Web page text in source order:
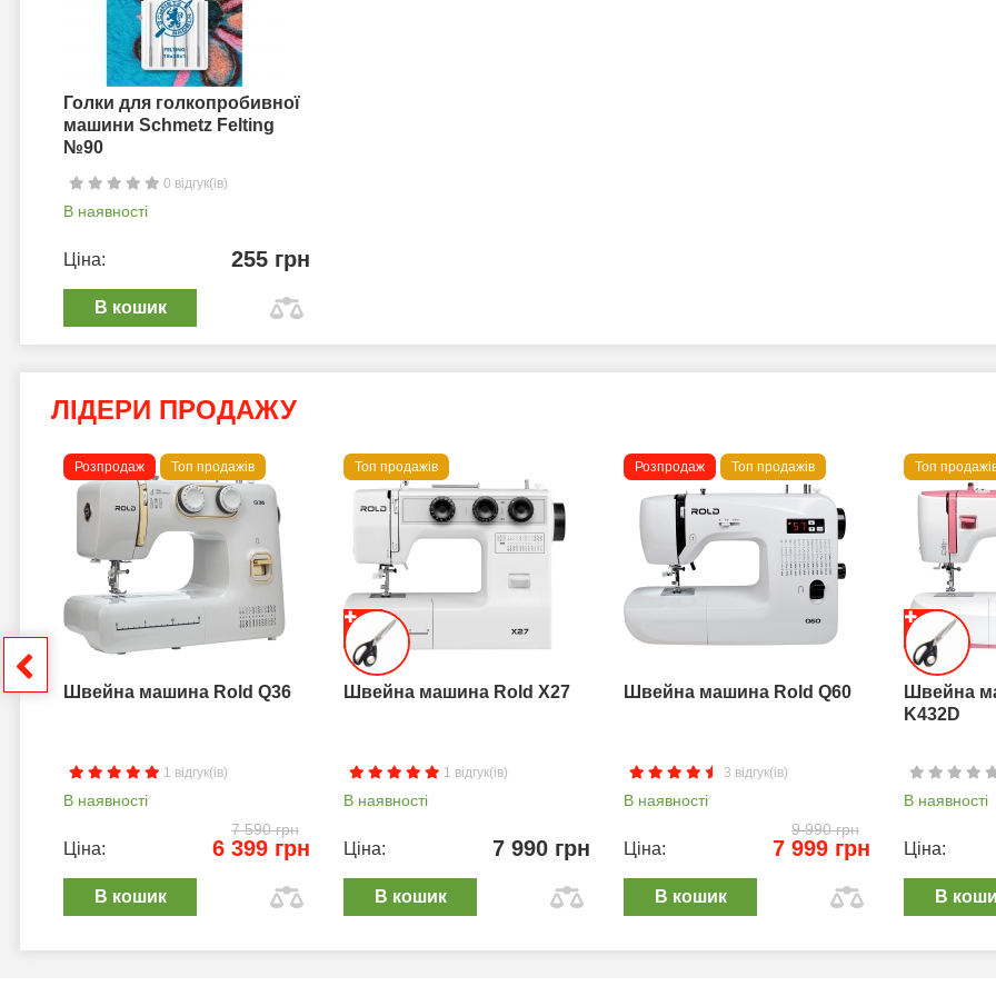
Голки для голкопробивної
машини Schmetz Felting
№90
0 відгук(ів)
В наявності
Ціна: 255 грн
В кошик
ЛІДЕРИ ПРОДАЖУ
Розпродаж Топ продажів
Швейна машина Rold Q36
1 відгук(ів)
В наявності
7 590 грн
Ціна: 6 399 грн
В кошик
Топ продажів
Швейна машина Rold X27
1 відгук(ів)
В наявності
Ціна: 7 990 грн
В кошик
Розпродаж Топ продажів
Швейна машина Rold Q60
3 відгук(ів)
В наявності
9 990 грн
Ціна: 7 999 грн
В кошик
Топ
Швейна
K432D
В наявності
Ціна:
В